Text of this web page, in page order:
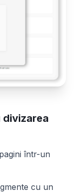
într-un
cu un